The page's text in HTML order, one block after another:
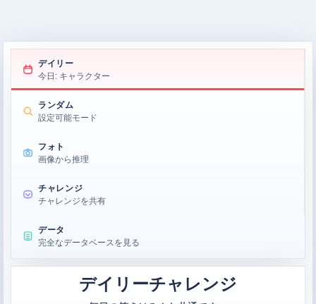
デイリー
今日: キャラクター
ランダム
設定可能モード
フォト
画像から推理
チャレンジ
チャレンジを共有
データ
完全なデータベースを見る
デイリーチャレンジ